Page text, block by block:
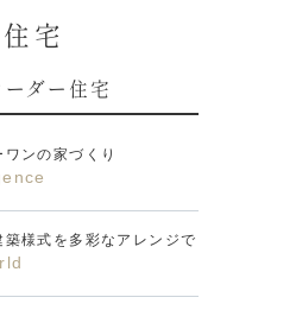
宅
ーダー住宅
ワンの家づくり
築様式を多彩なアレンジで